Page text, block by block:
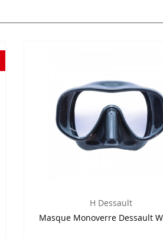
H Dessault
Masque Monoverre Dessault